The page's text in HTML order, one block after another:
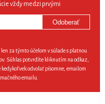
vždy medzi prvými
Odoberať
za týmto účelom v súlade s platnou
Súhlas potvrdíte kliknutím na odkaz,
kedykoľvek odvolať písomne, emailom
emailu.